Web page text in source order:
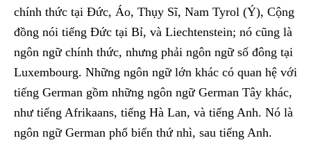
chính thức tại Đức, Áo, Thụy Sĩ, Nam Tyrol (Ý), Cộng
đồng nói tiếng Đức tại Bỉ, và Liechtenstein; nó cũng là
ngôn ngữ chính thức, nhưng phải ngôn ngữ số đông tại
Luxembourg. Những ngôn ngữ lớn khác có quan hệ với
tiếng German gồm những ngôn ngữ German Tây khác,
như tiếng Afrikaans, tiếng Hà Lan, và tiếng Anh. Nó là
ngôn ngữ German phổ biến thứ nhì, sau tiếng Anh.